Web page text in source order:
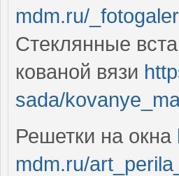
mdm.ru/
Стеклянные
кованой вязи
sada/
Решетки на окна
mdm.ru/